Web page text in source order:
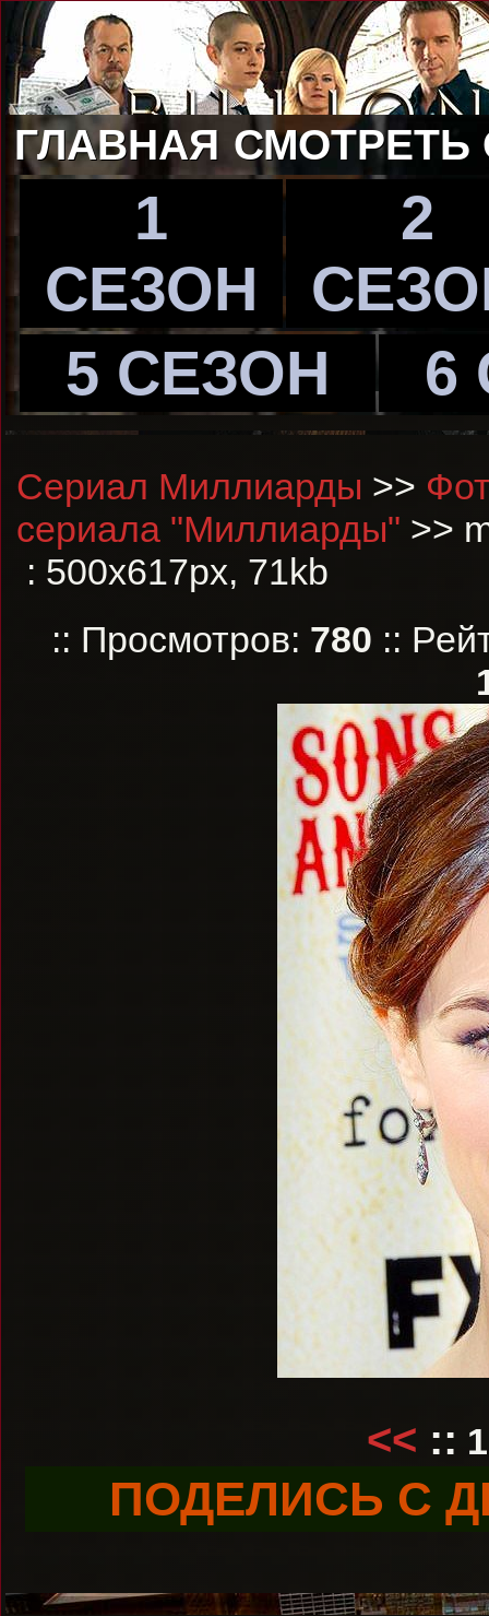
ГЛАВНАЯ СМОТРЕТЬ
1
СЕЗОН
2
5 СЕЗОН
6
Сериал Миллиарды >>
сериала "Миллиарды" >>
: 500x617px, 71kb
:: Просмотров: 780 ::
<< ::
ПОДЕЛИСЬ С